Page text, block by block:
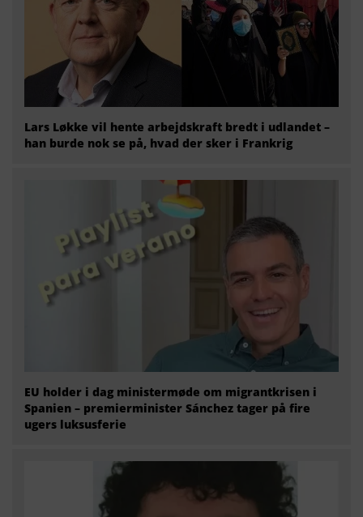
Lars Løkke vil hente arbejdskraft bredt i udlandet –
han burde nok se på, hvad der sker i Frankrig
EU holder i dag ministermøde om migrantkrisen i
Spanien – premierminister Sánchez tager på fire
ugers luksusferie